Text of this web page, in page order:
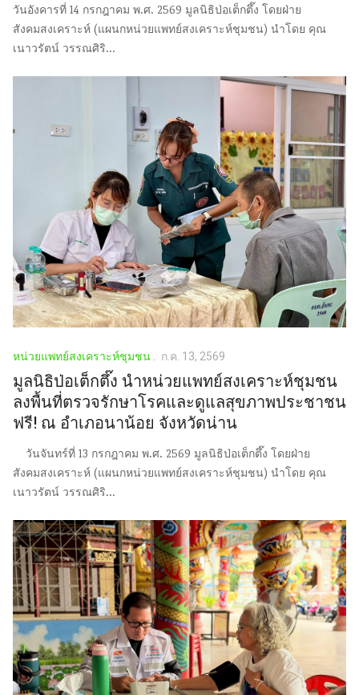
วันอังคารที่ 14 กรกฎาคม พ.ศ. 2569 มูลนิธิป่อเต็กตึ๊ง โดยฝ่าย
สังคมสงเคราะห์ (แผนกหน่วยแพทย์สงเคราะห์ชุมชน) นำโดย คุณ
เนาวรัตน์ วรรณศิริ...
หน่วยแพทย์สงเคราะห์ชุมชน ก.ค. 13, 2569
มูลนิธิป่อเต็กตึ๊ง นำหน่วยแพทย์สงเคราะห์ชุมชน
ลงพื้นที่ตรวจรักษาโรคและดูแลสุขภาพประชาชน
ฟรี! ณ อำเภอนาน้อย จังหวัดน่าน
วันจันทร์ที่ 13 กรกฎาคม พ.ศ. 2569 มูลนิธิป่อเต็กตึ๊ง โดยฝ่าย
สังคมสงเคราะห์ (แผนกหน่วยแพทย์สงเคราะห์ชุมชน) นำโดย คุณ
เนาวรัตน์ วรรณศิริ...